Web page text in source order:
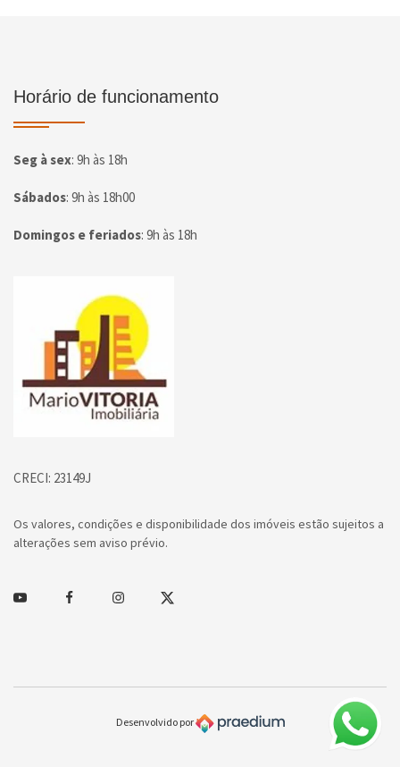
Horário de funcionamento
Seg à sex: 9h às 18h
Sábados: 9h às 18h00
Domingos e feriados: 9h às 18h
Página inicial
CRECI: 23149J
Os valores, condições e disponibilidade dos imóveis estão sujeitos a
alterações sem aviso prévio.
Youtube FacebookInstagramTwitter
Desenvolvido por